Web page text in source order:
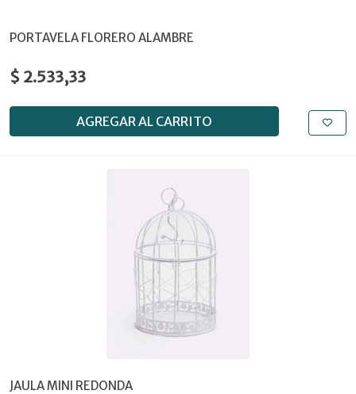
PORTAVELA FLORERO ALAMBRE
$ 2.533,33
AGREGAR AL CARRITO
JAULA MINI REDONDA